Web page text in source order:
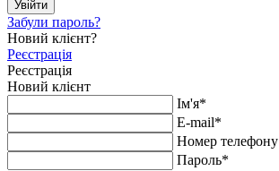
Увійти
Забули пароль?
Новий клієнт?
Реєстрація
Реєстрація
Новий клієнт
Ім'я*
E-mail*
Номер телефону
Пароль*